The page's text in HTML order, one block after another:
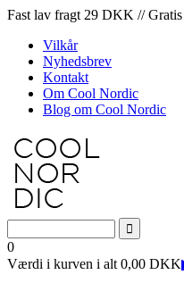
Fast lav fragt 29 DKK //
Vilkår
Nyhedsbrev
Kontakt
Om Cool Nordic
Blog om Cool Nordic
0
Værdi i kurven i alt 0,00 DKK